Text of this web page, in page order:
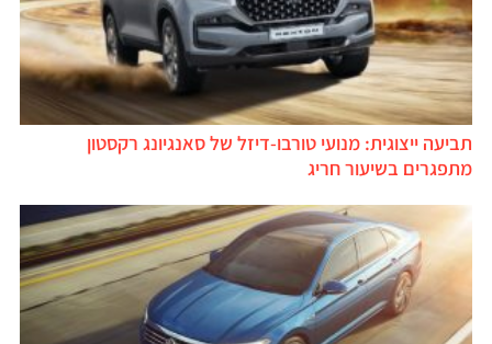
ייצוגית: מנועי טורבו-דיזל של סאנגיונג רקסטון
בשיעור חריג